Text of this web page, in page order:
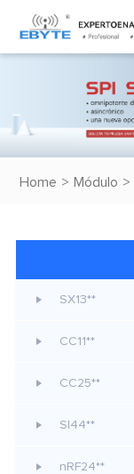
Home > Módulo >
SX13**
CC11**
CC25**
SI44**
nRF24**